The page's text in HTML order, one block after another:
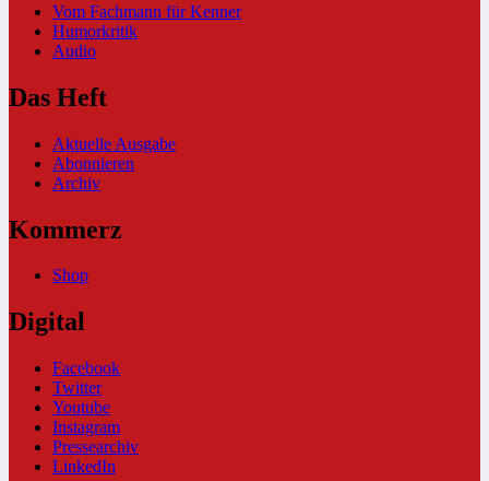
Vom Fachmann für Kenner
Humorkritik
Audio
Das Heft
Aktuelle Ausgabe
Abonnieren
Archiv
Kommerz
Shop
Digital
Facebook
Twitter
Youtube
Instagram
Pressearchiv
LinkedIn